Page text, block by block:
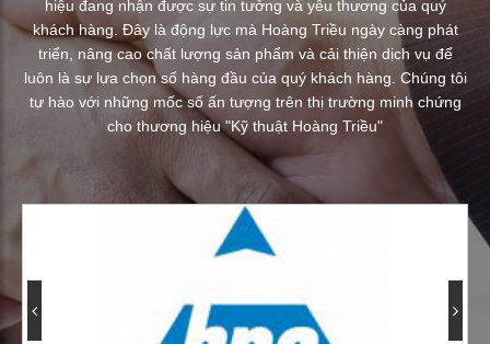
hiệu đang nhận được sự tin tưởng và yêu thương của quý
khách hàng. Đây là động lực mà Hoàng Triều ngày càng phát
triển, nâng cao chất lượng sản phẩm và cải thiện dịch vụ để
luôn là sự lựa chọn số hàng đầu của quý khách hàng. Chúng tôi
tự hào với những mốc số ấn tượng trên thị trường minh chứng
cho thương hiệu "Kỹ thuật Hoàng Triều"